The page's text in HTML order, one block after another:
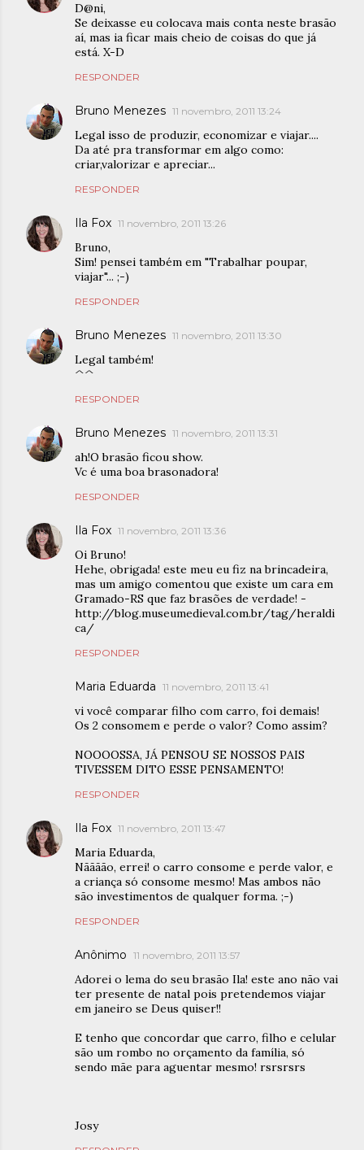
D@ni,
Se deixasse eu colocava mais conta neste brasão
aí, mas ia ficar mais cheio de coisas do que já
está. X-D
RESPONDER
Bruno Menezes 11 novembro, 2011 13:24
Legal isso de produzir, economizar e viajar....
Da até pra transformar em algo como:
criar,valorizar e apreciar...
RESPONDER
Ila Fox 11 novembro, 2011 13:26
Bruno,
Sim! pensei também em "Trabalhar poupar,
viajar"... ;-)
RESPONDER
Bruno Menezes 11 novembro, 2011 13:30
Legal também!
^^
RESPONDER
Bruno Menezes 11 novembro, 2011 13:31
ah!O brasão ficou show.
Vc é uma boa brasonadora!
RESPONDER
Ila Fox 11 novembro, 2011 13:36
Oi Bruno!
Hehe, obrigada! este meu eu fiz na brincadeira,
mas um amigo comentou que existe um cara em
Gramado-RS que faz brasões de verdade! -
http://blog.museumedieval.com.br/tag/heraldi
ca/
RESPONDER
Maria Eduarda 11 novembro, 2011 13:41
vi você comparar filho com carro, foi demais!
Os 2 consomem e perde o valor? Como assim?
NOOOOSSA, JÁ PENSOU SE NOSSOS PAIS
TIVESSEM DITO ESSE PENSAMENTO!
RESPONDER
Ila Fox 11 novembro, 2011 13:47
Maria Eduarda,
Nãããão, errei! o carro consome e perde valor, e
a criança só consome mesmo! Mas ambos não
são investimentos de qualquer forma. ;-)
RESPONDER
Anônimo 11 novembro, 2011 13:57
Adorei o lema do seu brasão Ila! este ano não vai
ter presente de natal pois pretendemos viajar
em janeiro se Deus quiser!!
E tenho que concordar que carro, filho e celular
são um rombo no orçamento da família, só
sendo mãe para aguentar mesmo! rsrsrsrs
Josy